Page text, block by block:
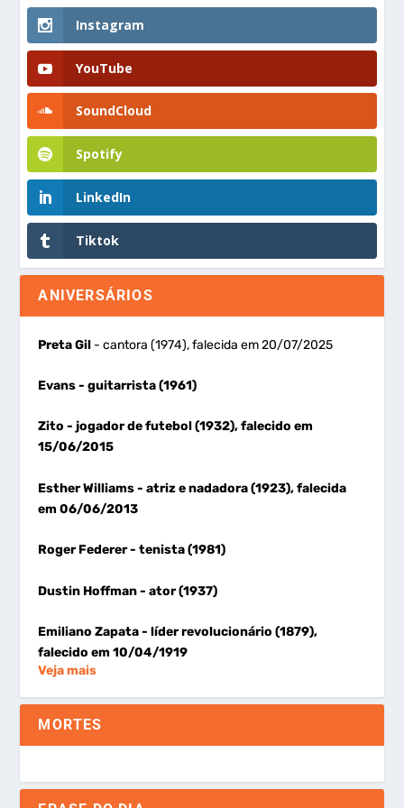
Instagram
YouTube
SoundCloud
Spotify
LinkedIn
Tiktok
ANIVERSÁRIOS
Preta Gil - cantora (1974), falecida em 20/07/2025
Evans- guitarrista (1961)
Zito- jogador de futebol (1932), falecido em
15/06/2015
Esther Williams- atriz e nadadora (1923), falecida
em 06/06/2013
Roger Federer- tenista (1981)
Dustin Hoffman- ator (1937)
Emiliano Zapata- líder revolucionário (1879),
falecido em 10/04/1919
Veja mais
MORTES